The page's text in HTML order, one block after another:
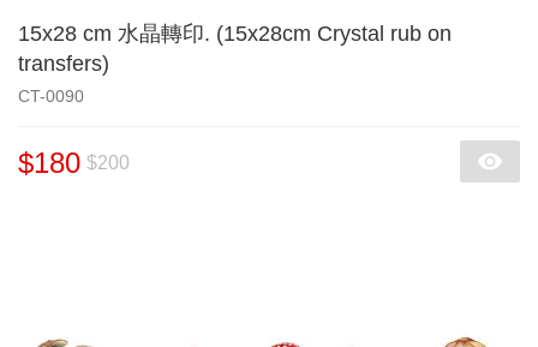
15x28 cm 水晶轉印. (15x28cm Crystal rub on
transfers)
CT-0090
$180 $200